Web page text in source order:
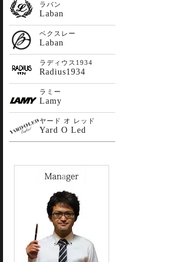
ラバン
Laban
ベクスレー
Laban
ラディウス1934
Radius1934
ラミー
Lamy
ヤード オ レッド
Yard O Led